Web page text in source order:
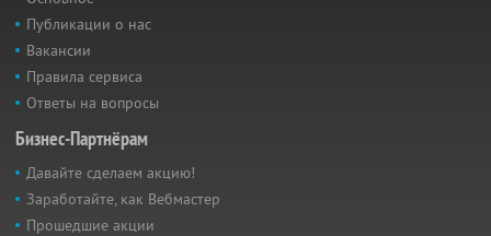
Публикации о нас
Вакансии
Правила сервиса
Ответы на вопросы
Бизнес-Партнёрам
Давайте сделаем акцию!
Заработайте, как Вебмастер
Прошедшие акции